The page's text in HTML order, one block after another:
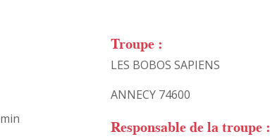
Troupe :
LES BOBOS SAPIENS
ANNECY 74600
Responsable de la troupe :